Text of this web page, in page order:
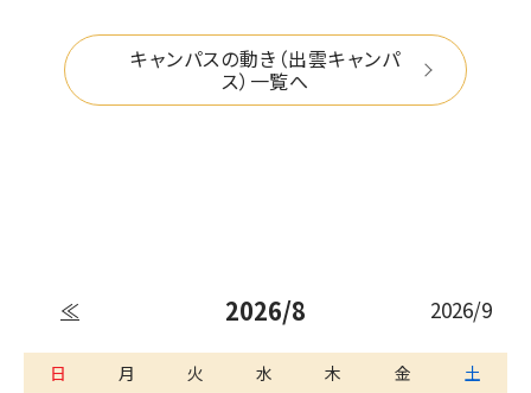
キャンパスの動き（出雲キャンパ
ス）一覧へ
≪ 2026/8 2026/9
日 月 火 水 木 金
土